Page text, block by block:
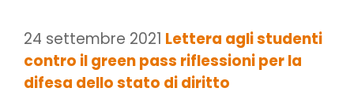
24 settembre 2021 Lettera agli studenti
contro il green pass riflessioni per la
difesa dello stato di diritto